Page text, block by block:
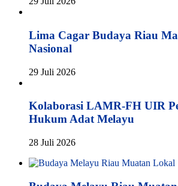
Lima Cagar Budaya Riau
Nasional
29 Juli 2026
Kolaborasi LAMR-FH UIR
Hukum Adat Melayu
28 Juli 2026